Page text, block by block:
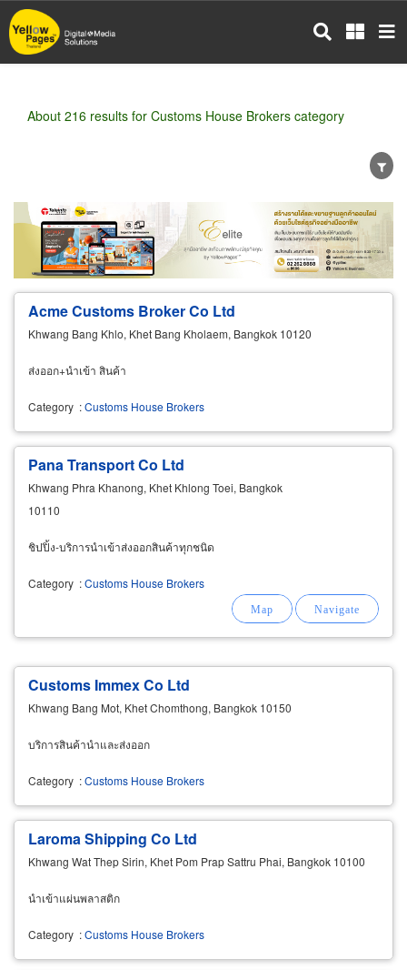
Skip
to
main
About 216 results for Customs House Brokers category
Wholesale Retail Manufacturer
Dealer
Exporter/Importer
Service Business
Acme Customs Broker Co Ltd
Khwang Bang Khlo, Khet Bang Kholaem, Bangkok 10120
ส่งออก+นำเข้า สินค้า
Category :Customs House Brokers
Pana Transport Co Ltd
Khwang Phra Khanong, Khet Khlong Toei, Bangkok
10110
ชิปปิ้ง-บริการนำเข้าส่งออกสินค้าทุกชนิด
Category :Customs House Brokers
Customs Immex Co Ltd
Khwang Bang Mot, Khet Chomthong, Bangkok 10150
บริการสินค้านำและส่งออก
Category :Customs House Brokers
Laroma Shipping Co Ltd
Khwang Wat Thep Sirin, Khet Pom Prap Sattru Phai, Bangkok 10100
นำเข้าแผ่นพลาสติก
Category :Customs House Brokers